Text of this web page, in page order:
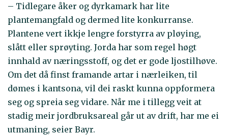
– Tidlegare åker og dyrkamark har lite
plantemangfald og dermed lite konkurranse.
Plantene vert ikkje lengre forstyrra av pløying,
slått eller sprøyting. Jorda har som regel høgt
innhald av næringsstoff, og det er gode ljostilhøve.
Om det då finst framande artar i nærleiken, til
dømes i kantsona, vil dei raskt kunna oppformera
seg og spreia seg vidare. Når me i tillegg veit at
stadig meir jordbruksareal går ut av drift, har me ei
utmaning, seier Bayr.